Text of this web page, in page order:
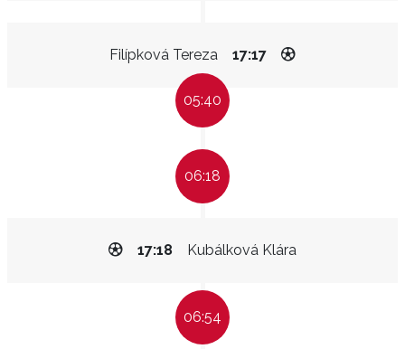
Filípková Tereza 17:17
05:40
06:18
Kubálková Klára
17:18
06:54